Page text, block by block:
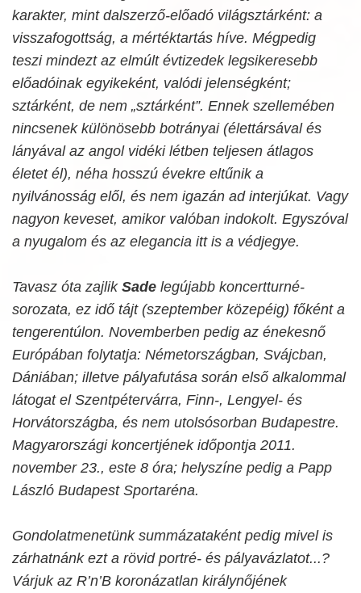
karakter, mint dalszerző-előadó világsztárként: a
visszafogottság, a mértéktartás híve. Mégpedig
teszi mindezt az elmúlt évtizedek legsikeresebb
előadóinak egyikeként, valódi jelenségként;
sztárként, de nem „sztárként”. Ennek szellemében
nincsenek különösebb botrányai (élettársával és
lányával az angol vidéki létben teljesen átlagos
életet él), néha hosszú évekre eltűnik a
nyilvánosság elől, és nem igazán ad interjúkat. Vagy
nagyon keveset, amikor valóban indokolt. Egyszóval
a nyugalom és az elegancia itt is a védjegye.
Tavasz óta zajlik Sade legújabb koncertturné-
sorozata, ez idő tájt (szeptember közepéig) főként a
tengerentúlon. Novemberben pedig az énekesnő
Európában folytatja: Németországban, Svájcban,
Dániában; illetve pályafutása során első alkalommal
látogat el Szentpétervárra, Finn-, Lengyel- és
Horvátországba, és nem utolsósorban Budapestre.
Magyarországi koncertjének időpontja 2011.
november 23., este 8 óra; helyszíne pedig a Papp
László Budapest Sportaréna.
Gondolatmenetünk summázataként pedig mivel is
zárhatnánk ezt a rövid portré- és pályavázlatot...?
Várjuk az R’n’B koronázatlan királynőjének